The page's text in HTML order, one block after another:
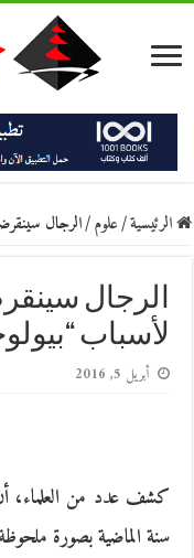
الرئيسية/علوم/الرجال
الرجال
لأسباب
أبريل 5, 2016
كشف عدد من العلماء،
سنة الماضية بصورة